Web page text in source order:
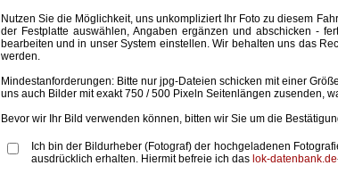
Nutzen Sie die Möglichkeit, uns unkompliziert Ihr Foto zu diesem
der Festplatte auswählen, Angaben ergänzen und abschicken -
bearbeiten und in unser System einstellen. Wir behalten uns das
werden.
Mindestanforderungen: Bitte nur jpg-Dateien schicken mit einer
uns auch Bilder mit exakt 750 / 500 Pixeln Seitenlängen zusenden,
Bevor wir Ihr Bild verwenden können, bitten wir Sie um die
Ich bin der Bildurheber (Fotograf) der hochgeladenen
ausdrücklich erhalten. Hiermit befreie ich das lok-datenbank.de